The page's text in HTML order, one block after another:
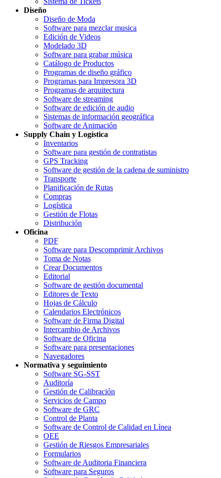
Diseño
Diseño de Moda
Software para mezclar musica
Edición de Videos
Modelado 3D
Software para grabar música
Catálogo de Productos
Programas de diseño gráfico
Programas para Impresora 3D
Programas de arquitectura
Software de streaming
Software de edición de audio
Sistemas de información geográfica
Software de Animación
Supply Chain y Logística
Inventarios
Software para gestión de contratistas
GPS Tracking
Software de gestión de la cadena de suministro
Transporte
Planificación de Rutas
Compras
Logística
Gestión de Flotas
Distribución
Oficina
PDF
Software para Descomprimir Archivos
Toma de Notas
Crear Documentos
Editorial
Software de gestión documental
Editores de Texto
Hojas de Cálculo
Calendarios Electrónicos
Software de Firma Digital
Intercambio de Archivos
Software de Oficina
Software para presentaciones
Navegadores
Normativa y seguimiento
Software SG-SST
Auditoría
Gestión de Calibración
Servicios de Campo
Software de GRC
Control de Planta
Software de Control de Calidad en Línea
OEE
Gestión de Riesgos Empresariales
Formularios
Software de Auditoria Financiera
Software para Seguros